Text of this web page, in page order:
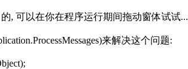
, 可以在你在程序运行期间拖动窗体试试...
来解决这个问题: